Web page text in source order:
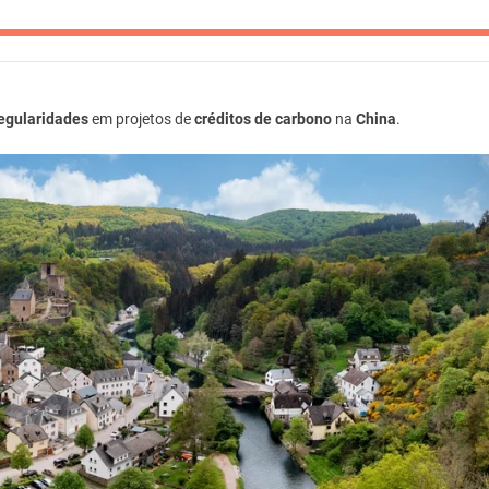
em projetos decréditos de carbono na China.